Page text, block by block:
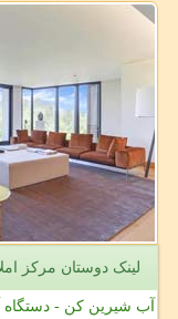
لینک دوستان مركز
آب شیرین کن -